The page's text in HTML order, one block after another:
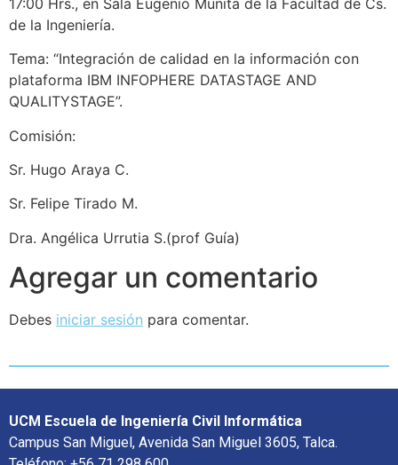
de la Ingeniería.
Tema: “Integración de calidad en la información con
plataforma IBM INFOPHERE DATASTAGE AND
QUALITYSTAGE”.
Comisión:
Sr. Hugo Araya C.
Sr. Felipe Tirado M.
Dra. Angélica Urrutia S.(prof Guía)
Agregar un comentario
Debes iniciar sesión para comentar.
UCM Escuela de Ingeniería Civil Informática
Campus San Miguel, Avenida San Miguel 3605, Talca.